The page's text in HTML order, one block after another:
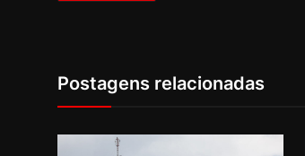
Postagens relacionadas